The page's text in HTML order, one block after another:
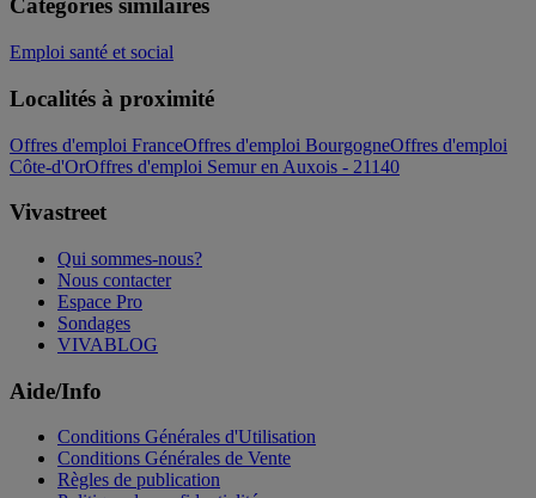
Catégories similaires
Emploi santé et social
Localités à proximité
Offres d'emploi FranceOffres d'emploi BourgogneOffres d'emploi
Côte-d'OrOffres d'emploi Semur en Auxois - 21140
Vivastreet
Qui sommes-nous?
Nous contacter
Espace Pro
Sondages
VIVABLOG
Aide/Info
Conditions Générales d'Utilisation
Conditions Générales de Vente
Règles de publication